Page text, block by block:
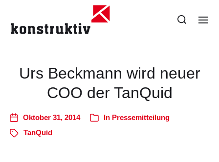
Urs Beckmann wird neuer
COO der TanQuid
Oktober 31, 2014 In Pressemitteilung
TanQuid